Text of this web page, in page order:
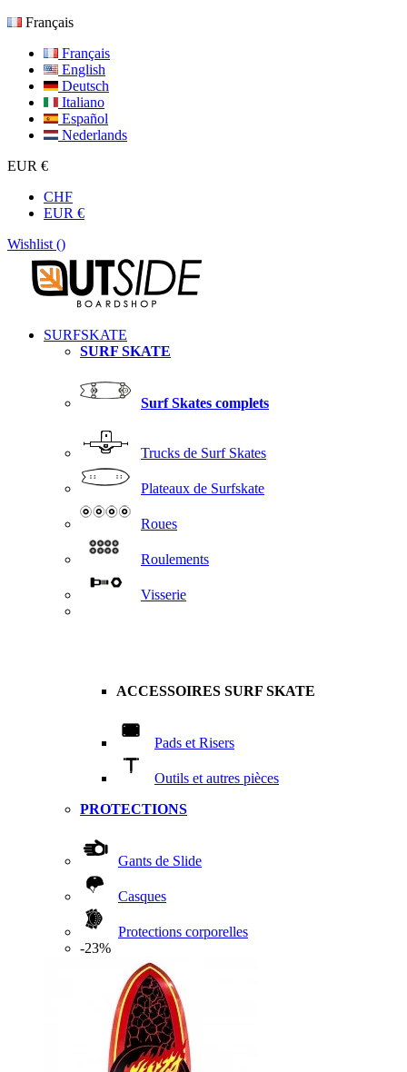
Français
Français
English
Deutsch
Italiano
Español
Nederlands
EUR €
CHF
EUR €
Wishlist ()
SURFSKATE
SURF SKATE
Surf Skates complets
Trucks de Surf Skates
Plateaux de Surfskate
Roues
Roulements
Visserie
ACCESSOIRES SURF SKATE
Pads et Risers
Outils et autres pièces
PROTECTIONS
Gants de Slide
Casques
Protections corporelles
-23%